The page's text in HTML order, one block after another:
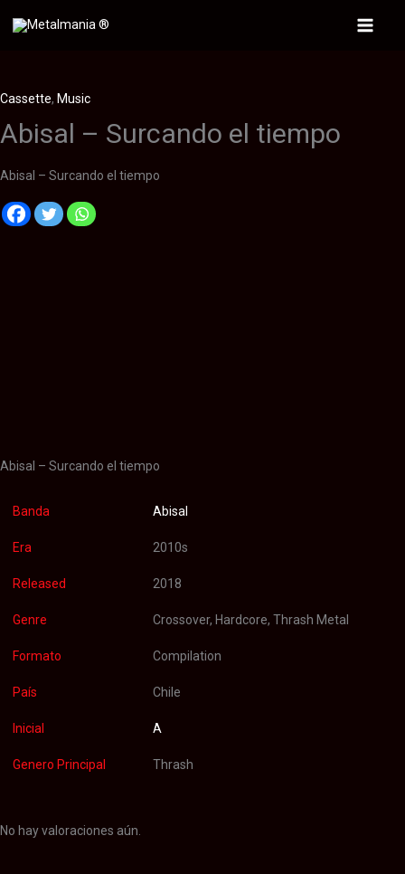
Main
Cassette, Music
Abisal – Surcando el tiempo
Abisal – Surcando el tiempo
Abisal – Surcando el tiempo
Banda Abisal
Era 2010s
Released 2018
Genre Crossover, Hardcore, Thrash Metal
Formato Compilation
País Chile
Inicial A
Genero Principal Thrash
No hay valoraciones aún.